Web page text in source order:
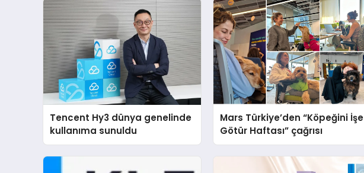
Tencent Hy3 dünya genelinde
kullanıma sunuldu
Mars Türkiye’den “Köpeğini İşe
Götür Haftası” çağrısı